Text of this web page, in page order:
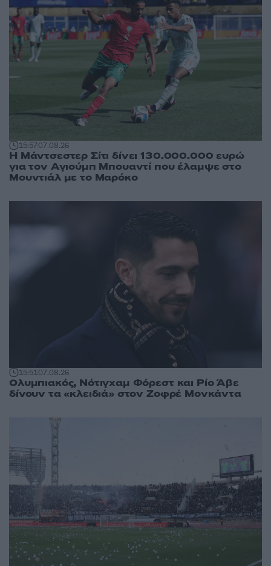
15:5707.08.26
Η Μάντσεστερ Σίτι δίνει 130.000.000 ευρώ
για τον Αγιούμπ Μπουαντί που έλαμψε στο
Μουντιάλ με το Μαρόκο
15:5107.08.26
Ολυμπιακός, Νότιγχαμ Φόρεστ και Ρίο Άβε
δίνουν τα «κλειδιά» στον Ζοφρέ Μονκάντα